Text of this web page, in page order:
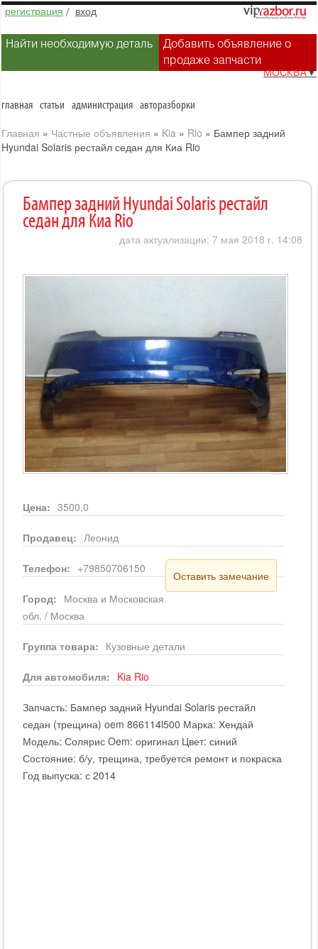
регистрация / вход
Найти необходимую деталь
Добавить объявление о
продаже запчасти
МОСКВА▼
главная статьи администрация авторазборки
Главная » Частные объявления » Kia » Rio » Бампер задний
Hyundai Solaris рестайл седан для Киа Rio
Бампер задний Hyundai Solaris рестайл
седан для Киа Rio
дата актуализации: 7 мая 2018 г. 14:08
Цена: 3500,0
Продавец: Леонид
Телефон: +79850706150
Оставить замечание
Город: Москва и Московская
обл. / Москва
Группа товара: Кузовные детали
Для автомобиля: Kia Rio
Запчасть: Бампер задний Hyundai Solaris рестайл
седан (трещина) oem 866114l500 Марка: Хендай
Модель: Солярис Oem: оригинал Цвет: синий
Состояние: б/у, трещина, требуется ремонт и покраска
Год выпуска: с 2014